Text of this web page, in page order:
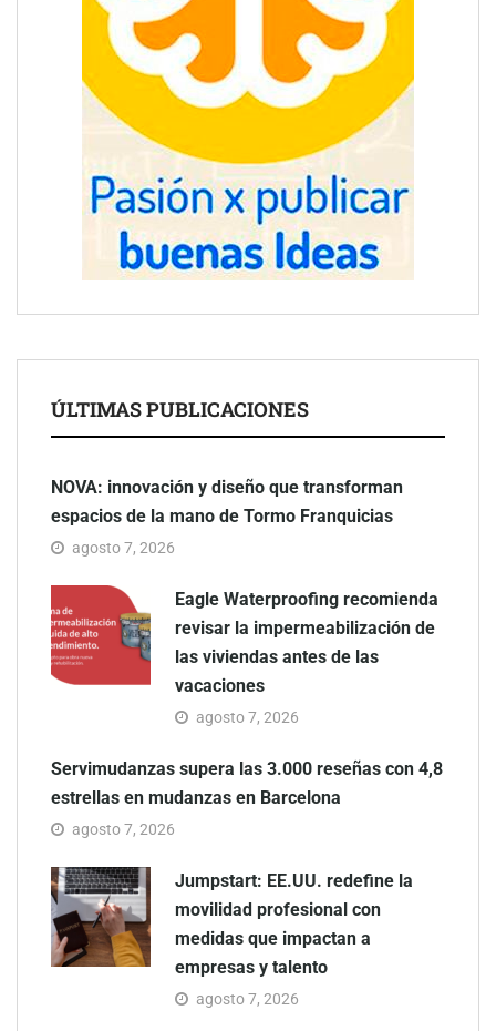
ÚLTIMAS PUBLICACIONES
NOVA: innovación y diseño que transforman
espacios de la mano de Tormo Franquicias
agosto 7, 2026
Eagle Waterproofing recomienda
revisar la impermeabilización de
las viviendas antes de las
vacaciones
agosto 7, 2026
Servimudanzas supera las 3.000 reseñas con 4,8
estrellas en mudanzas en Barcelona
agosto 7, 2026
Jumpstart: EE.UU. redefine la
movilidad profesional con
medidas que impactan a
empresas y talento
agosto 7, 2026